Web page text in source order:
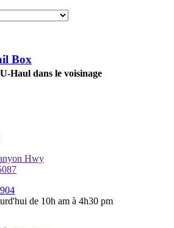
Box
Haul dans le voisinage
Hwy
de 10h am à 4h30 pm